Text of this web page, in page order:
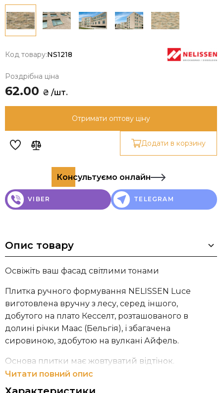
Код товару:NS1218
Роздрібна ціна
62.00 ₴ /шт.
Отримати оптову ціну
Додати в корзину
Консультуємо онлайн
VIBER TELEGRAM
Опис товару
Освіжіть ваш фасад світлими тонами
Плитка ручного формування NELISSEN Luce
виготовлена ​​вручну з лесу, серед іншого,
добутого на плато Кесселт, розташованого в
долині річки Маас (Бельгія), і збагачена
сировиною, здобутою на вулкані Айфель.
Основа плитки має жовтуватий відтінок.
Використання різних видів піску дозволяє
варіювати кольори від білого до жовтого з
Читати повний опис